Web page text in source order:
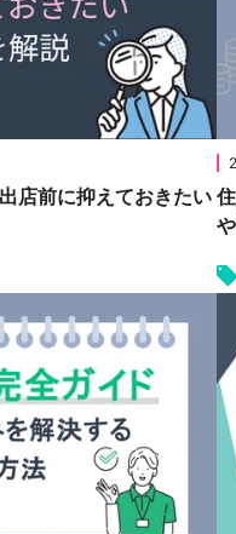
店前に抑えておきたい